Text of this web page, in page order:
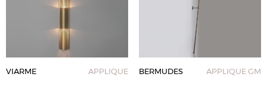
VIARME APPLIQUE BERMUDES APPLIQUE GM